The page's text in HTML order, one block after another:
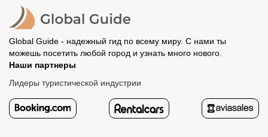
Global Guide - надежный гид по всему миру. С нами ты
можешь посетить любой город и узнать много нового.
Наши партнеры
Лидеры туристической индустрии